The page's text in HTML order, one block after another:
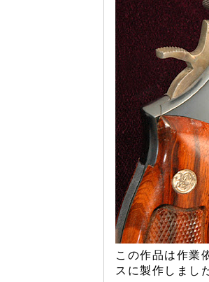
この作品は作業
スに製作しまし